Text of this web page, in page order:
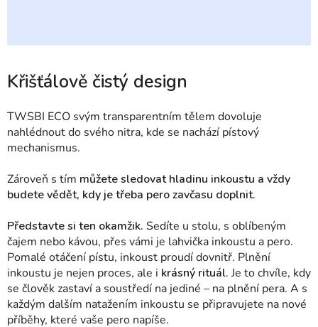
Křišťálově čistý design
TWSBI ECO svým transparentním tělem dovoluje
nahlédnout do svého nitra, kde se nachází pístový
mechanismus.
Zároveň s tím můžetesledovat hladinu inkoustu a vždy
budete vědět, kdy je třeba pero zavčasu doplnit.
Představte si ten okamžik. Sedíte u stolu, s oblíbeným
čajem nebo kávou, přes vámi je lahvička inkoustu a pero.
Pomalé otáčení pístu, inkoust proudí dovnitř. Plnění
inkoustu je nejen proces, ale i krásný rituál. Je to chvíle, kdy
se člověk zastaví a soustředí na jediné – na plnění pera. A s
každým dalším natažením inkoustu se připravujete na nové
příběhy, které vaše pero napíše.